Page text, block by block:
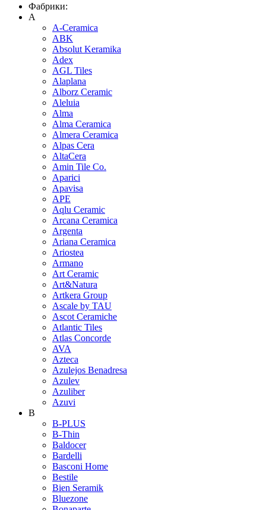
Фабрики:
A
A-Ceramica
ABK
Absolut Keramika
Adex
AGL Tiles
Alaplana
Alborz Ceramic
Aleluia
Alma
Alma Ceramica
Almera Ceramica
Alpas Cera
AltaCera
Amin Tile Co.
Aparici
Apavisa
APE
Aqlu Ceramic
Arcana Ceramica
Argenta
Ariana Ceramica
Ariostea
Armano
Art Ceramic
Art&Natura
Artkera Group
Ascale by TAU
Ascot Ceramiche
Atlantic Tiles
Atlas Concorde
AVA
Azteca
Azulejos Benadresa
Azulev
Azuliber
Azuvi
B
B-PLUS
B-Thin
Baldocer
Bardelli
Basconi Home
Bestile
Bien Seramik
Bluezone